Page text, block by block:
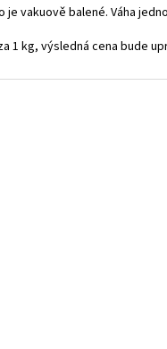
je vakuově balené. Váha
1 kg, výsledná cena bude
počet balení.